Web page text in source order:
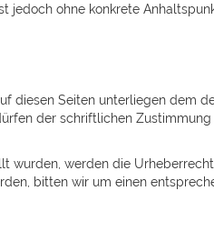
jedoch ohne konkrete
diesen Seiten unterliegen dem
der schriftlichen
wurden, werden die
bitten wir um einen